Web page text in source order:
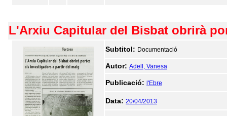
L'Arxiu Capitular del Bisbat obrirà
Subtitol: Documentació
Autor: Adell, Vanesa
Publicació: l'Ebre
Data: 20/04/2013